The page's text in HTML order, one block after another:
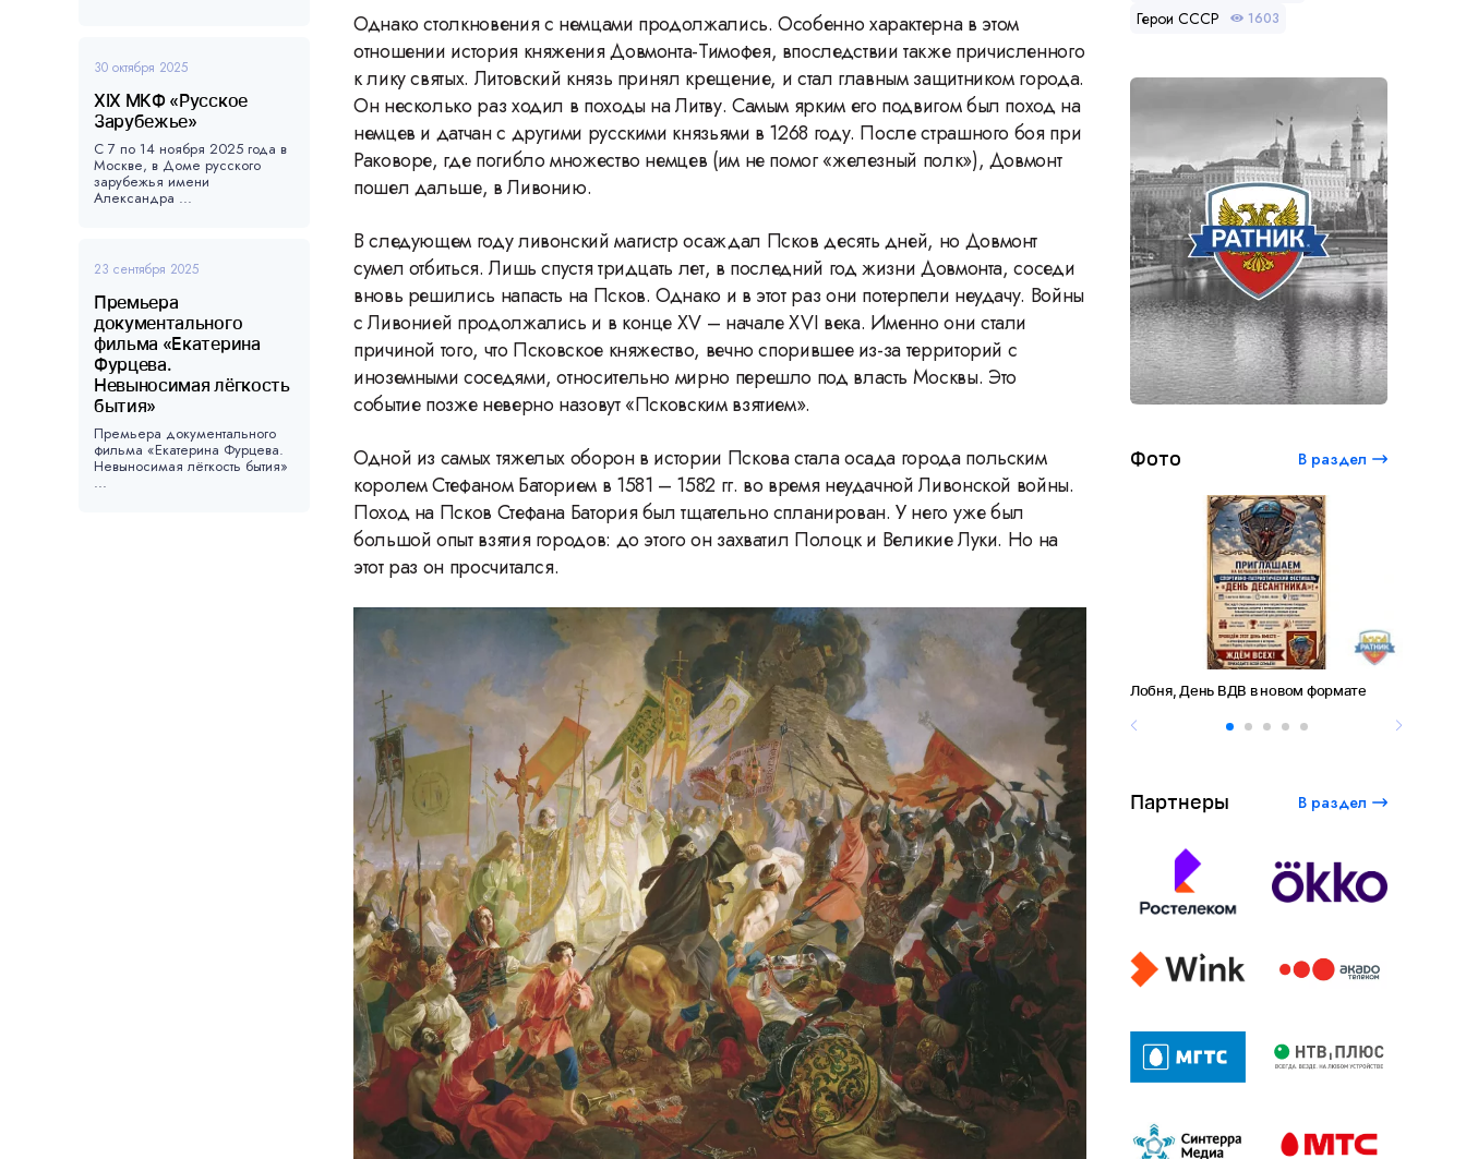
30 октября 2025
XIX МКФ «Русское
Зарубежье»
С 7 по 14 ноября 2025 года в
Москве, в Доме русского
зарубежья имени
Александра ...
23 сентября 2025
Премьера
документального
фильма «Екатерина
Фурцева.
Невыносимая лёгкость
бытия»
Премьера документального
фильма «Екатерина Фурцева.
Невыносимая лёгкость бытия»
...
Однако столкновения с немцами продолжались. Особенно характерна в этом
отношении история княжения Довмонта-Тимофея, впоследствии также причисленного
к лику святых. Литовский князь принял крещение, и стал главным защитником города.
Он несколько раз ходил в походы на Литву. Самым ярким его подвигом был поход на
немцев и датчан с другими русскими князьями в 1268 году. После страшного боя при
Раковоре, где погибло множество немцев (им не помог «железный полк»), Довмонт
пошел дальше, в Ливонию.
В следующем году ливонский магистр осаждал Псков десять дней, но Довмонт
сумел отбиться. Лишь спустя тридцать лет, в последний год жизни Довмонта, соседи
вновь решились напасть на Псков. Однако и в этот раз они потерпели неудачу. Войны
с Ливонией продолжались и в конце XV – начале XVI века. Именно они стали
причиной того, что Псковское княжество, вечно спорившее из-за территорий с
иноземными соседями, относительно мирно перешло под власть Москвы. Это
событие позже неверно назовут «Псковским взятием».
Одной из самых тяжелых оборон в истории Пскова стала осада города польским
королем Стефаном Баторием в 1581 – 1582 гг. во время неудачной Ливонской войны.
Поход на Псков Стефана Батория был тщательно спланирован. У него уже был
большой опыт взятия городов: до этого он захватил Полоцк и Великие Луки. Но на
этот раз он просчитался.
Герои СССР 1603
Фото В раздел
46 Международный студенческий
фестиваль ВГИК: 120 лет Сергею
Герасимову
Лобня, День ВДВ в новом формате
Партнеры В раздел